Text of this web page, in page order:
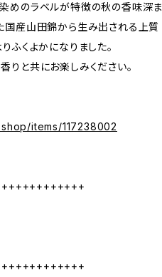
めのラベルが特徴の秋の香味深ま
国産山田錦から生み出される上質
ふくよかになりました。
と共にお楽しみください。
items/117238002